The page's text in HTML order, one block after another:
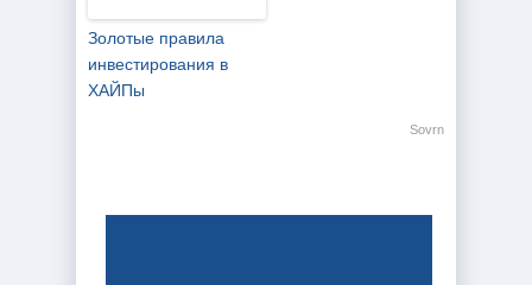
Золотые правила
инвестирования в
ХАЙПы
Sovrn